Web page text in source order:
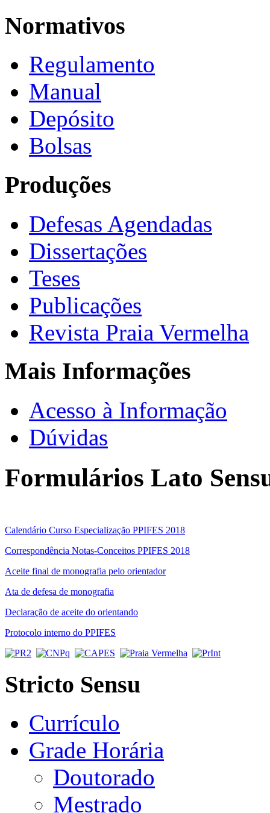
Normativos
Regulamento
Manual
Depósito
Bolsas
Produções
Defesas Agendadas
Dissertações
Teses
Publicações
Revista Praia Vermelha
Mais Informações
Acesso à Informação
Dúvidas
Formulários Lato
Calendário Curso Especialização PPIFES 2018
Correspondência Notas-Conceitos PPIFES 2018
Aceite final de monografia pelo orientador
Ata de defesa de monografia
Declaração de aceite do orientando
Protocolo interno do PPIFES
Stricto Sensu
Currículo
Grade Horária
Doutorado
Mestrado